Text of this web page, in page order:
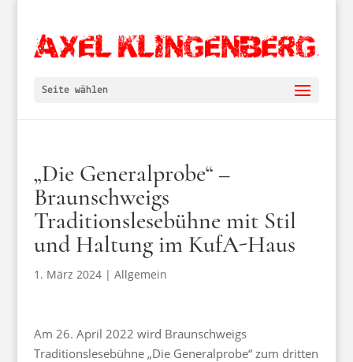
Seite wählen
„Die Generalprobe“ –
Braunschweigs
Traditionslesebühne mit Stil
und Haltung im KufA-Haus
1. März 2024| Allgemein
Am 26. April 2022 wird Braunschweigs
Traditionslesebühne „Die Generalprobe“ zum dritten